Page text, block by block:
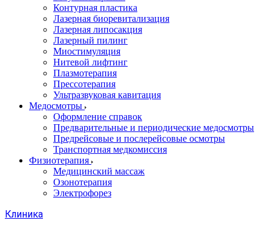
Контурная пластика
Лазерная биоревитализация
Лазерная липосакция
Лазерный пилинг
Миостимуляция
Нитевой лифтинг
Плазмотерапия
Прессотерапия
Ультразвуковая кавитация
Медосмотры
Оформление справок
Предварительные и периодические медосмотры
Предрейсовые и послерейсовые осмотры
Транспортная медкомиссия
Физиотерапия
Медицинский массаж
Озонотерапия
Электрофорез
Клиника